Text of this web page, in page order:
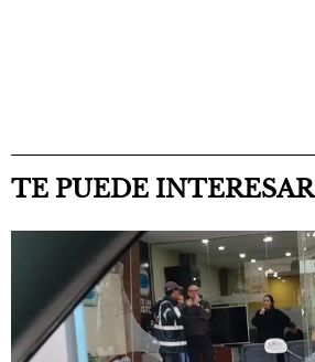
TE PUEDE INTERESAR